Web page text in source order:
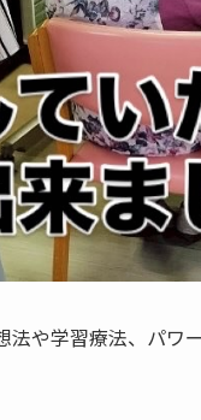
法や学習療法、パ